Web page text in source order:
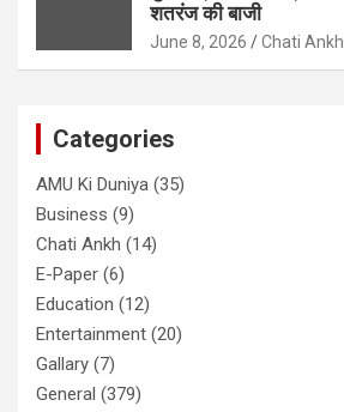
शतरंज की बाजी
June 8, 2026 Chati Ankh
Categories
AMU Ki Duniya (35)
Business (9)
Chati Ankh (14)
E-Paper (6)
Education (12)
Entertainment (20)
Gallary (7)
General (379)